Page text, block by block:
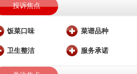
投诉焦点
饭菜口味 菜谱品种
卫生整洁 服务承诺